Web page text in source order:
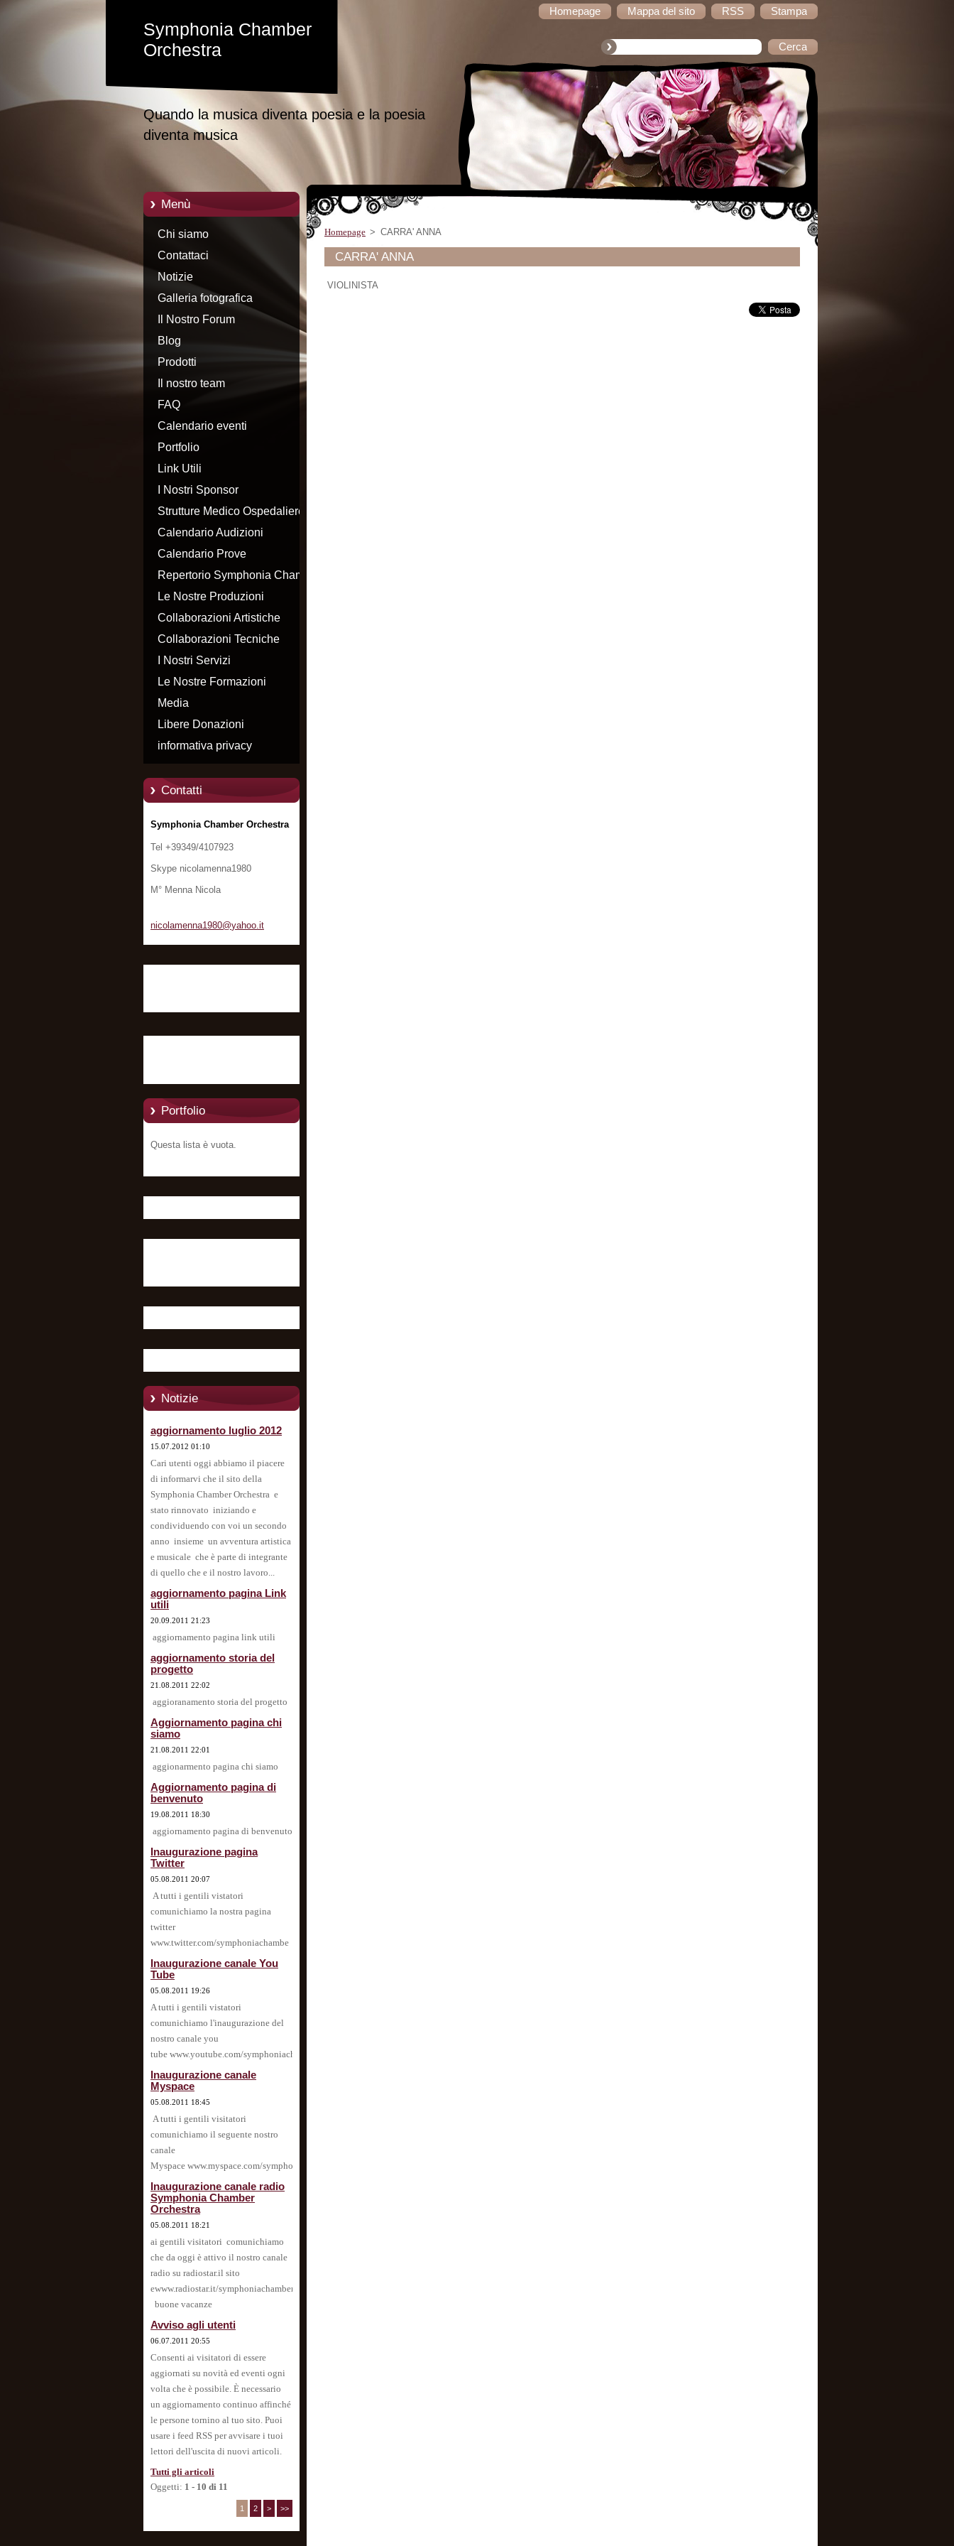
Homepage Mappa del sito RSS Stampa
Symphonia Chamber
Orchestra
Quando la musica diventa poesia e la poesia
diventa musica
Menù
Chi siamo
Contattaci
Notizie
Galleria fotografica
Il Nostro Forum
Blog
Prodotti
Il nostro team
FAQ
Calendario eventi
Portfolio
Link Utili
I Nostri Sponsor
Strutture Medico Ospedaliere di
riferimento
Calendario Audizioni
Calendario Prove
Repertorio Symphonia Chamber
Orchestra
Le Nostre Produzioni
Collaborazioni Artistiche
Collaborazioni Tecniche
I Nostri Servizi
Le Nostre Formazioni
Media
Libere Donazioni
informativa privacy
Contatti
Symphonia Chamber Orchestra
Tel +39349/4107923
Skype nicolamenna1980
M° Menna Nicola
nicolamenna1980@yahoo.it
Portfolio
Questa lista è vuota.
Notizie
aggiornamento luglio 2012
15.07.2012 01:10
Cari utenti oggi abbiamo il piacere
di informarvi che il sito della
Symphonia Chamber Orchestra e
stato rinnovato iniziando e
condividuendo con voi un secondo
anno insieme un avventura artistica
e musicale che è parte di integrante
di quello che e il nostro lavoro...
aggiornamento pagina Link
utili
20.09.2011 21:23
aggiornamento pagina link utili
aggiornamento storia del
progetto
21.08.2011 22:02
aggioranamento storia del progetto
Aggiornamento pagina chi
siamo
21.08.2011 22:01
aggionarmento pagina chi siamo
Aggiornamento pagina di
benvenuto
19.08.2011 18:30
aggiornamento pagina di benvenuto
Inaugurazione pagina
Twitter
05.08.2011 20:07
A tutti i gentili vistatori
comunichiamo la nostra pagina
twitter
www.twitter.com/symphoniachambe
Inaugurazione canale You
Tube
05.08.2011 19:26
A tutti i gentili vistatori
comunichiamo l'inaugurazione del
nostro canale you
tube www.youtube.com/symphoniachamberorch
Inaugurazione canale
Myspace
05.08.2011 18:45
A tutti i gentili visitatori
comunichiamo il seguente nostro
canale
Myspace www.myspace.com/symphoniachamberorchestra
Inaugurazione canale radio
Symphonia Chamber
Orchestra
05.08.2011 18:21
ai gentili visitatori comunichiamo
che da oggi è attivo il nostro canale
radio su radiostar.il sito
ewww.radiostar.it/symphoniachamberorchestra/
buone vacanze
Avviso agli utenti
06.07.2011 20:55
Consenti ai visitatori di essere
aggiornati su novità ed eventi ogni
volta che è possibile. È necessario
un aggiornamento continuo affinché
le persone tornino al tuo sito. Puoi
usare i feed RSS per avvisare i tuoi
lettori dell'uscita di nuovi articoli.
Tutti gli articoli
Oggetti: 1 - 10 di 11
1 2 > >>
Homepage > CARRA' ANNA
CARRA' ANNA
VIOLINISTA